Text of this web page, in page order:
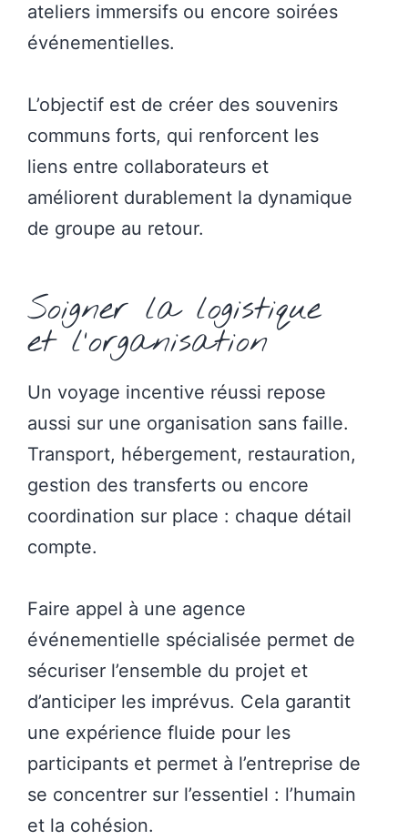
ateliers immersifs ou encore soirées
événementielles.
L’objectif est de créer des souvenirs
communs forts, qui renforcent les
liens entre collaborateurs et
améliorent durablement la dynamique
de groupe au retour.
Soigner la logistique
et l’organisation
Un voyage incentive réussi repose
aussi sur une organisation sans faille.
Transport, hébergement, restauration,
gestion des transferts ou encore
coordination sur place : chaque détail
compte.
Faire appel à une agence
événementielle spécialisée permet de
sécuriser l’ensemble du projet et
d’anticiper les imprévus. Cela garantit
une expérience fluide pour les
participants et permet à l’entreprise de
se concentrer sur l’essentiel : l’humain
et la cohésion.